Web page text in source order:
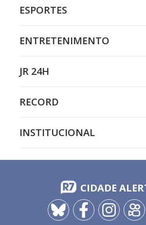
ESPORTES
ENTRETENIMENTO
JR 24H
RECORD
INSTITUCIONAL
CIDADE